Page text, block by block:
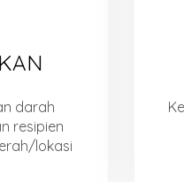
darah
resipien
lokasi